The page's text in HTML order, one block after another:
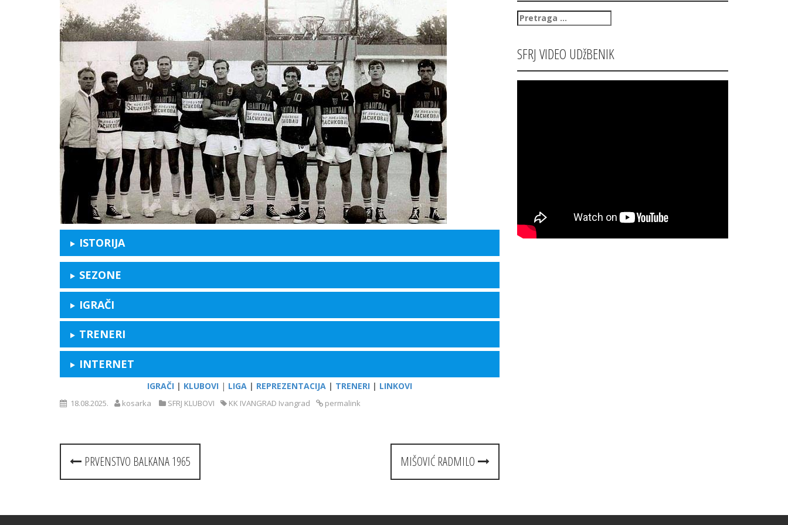
ISTORIJA
SEZONE
IGRAČI
TRENERI
INTERNET
IGRAČI | KLUBOVI | LIGA | REPREZENTACIJA | TRENERI | LINKOVI
18.08.2025. kosarka SFRJ KLUBOVI KK IVANGRAD Ivangrad permalink
Post
navigation
PRVENSTVO BALKANA 1965 MIŠOVIĆ RADMILO
Pretraga
za:
SFRJ VIDEO UDžBENIK